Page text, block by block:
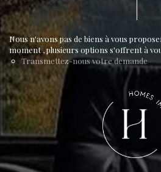
Nous n'avons pas de biens à vous
moment , plusieurs options s'offrent à
Transmettez-nous votre demande